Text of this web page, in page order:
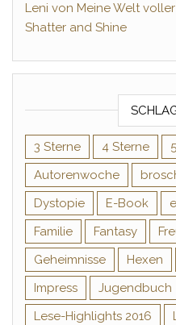
Leni von Meine Welt
Shatter and Shine
3 Sterne 4 Sterne
Autorenwoche
Dystopie
E-Book
Familie
Fantasy
Geheimnisse
Hexen
Impress
Jugendbuch
Lese-Highlights 2016